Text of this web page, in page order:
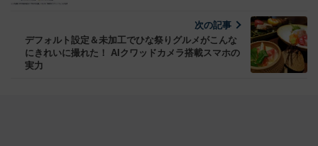
次の記事
デフォルト設定＆未加工でひな祭りグルメがこんな
にきれいに撮れた！ AIクワッドカメラ搭載スマホの
実力